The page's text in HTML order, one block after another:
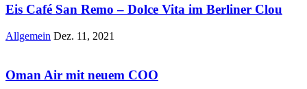
Eis Café San Remo – Dolce Vita im Berliner Clou
Allgemein Dez. 11, 2021
Oman Air mit neuem COO